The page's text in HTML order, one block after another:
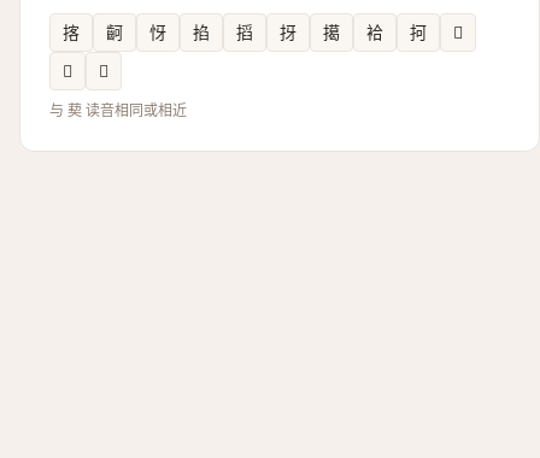
揢 䶗 㤉 掐 搯 㧎 擖 袷 抲
𠜼
𱗯
𢮌
与 葜 读音相同或相近